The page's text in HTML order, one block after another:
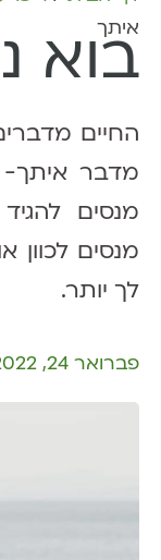
איתך
בוא
החיים
מדבר
מנסים
מנסים לכוון
לך יותר.
פברואר 24, 2022